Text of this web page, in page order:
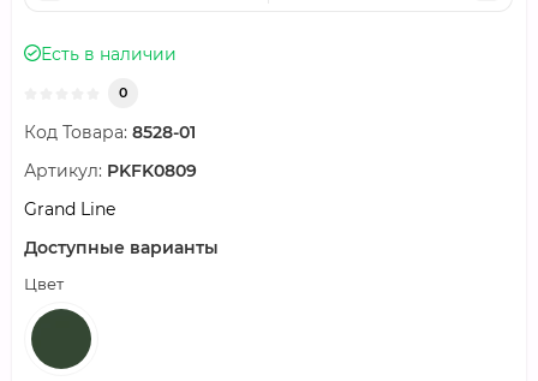
Есть в наличии
0
Код Товара: 8528-01
Артикул: PKFK0809
Grand Line
Доступные варианты
Цвет